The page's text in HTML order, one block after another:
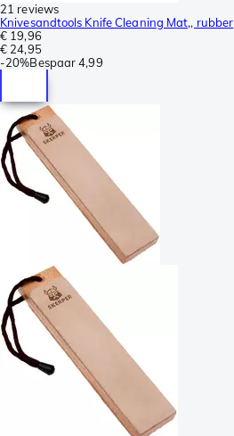
21 reviews
Knivesandtools Knife Cleaning Mat,, rubber
€ 19,96
€ 24,95
-20%Bespaar 4,99